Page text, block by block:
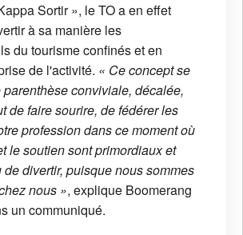
Sortir », le TO a en effet
à sa manière les
du tourisme confinés et en
de l'activité. « Ce concept se
parenthèse conviviale, décalée,
de faire sourire, de fédérer les
profession dans ce moment où
le soutien sont primordiaux et
divertir, puisque nous sommes
nous », explique Boomerang
un communiqué.